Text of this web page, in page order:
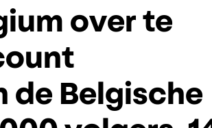
ium overte
ount
de Belgische